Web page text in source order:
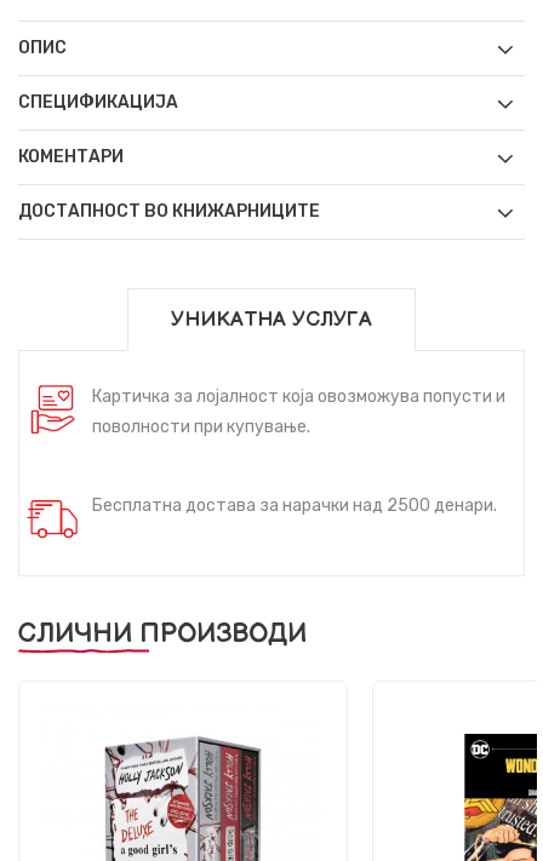
ОПИС
СПЕЦИФИКАЦИЈА
КОМЕНТАРИ
ДОСТАПНОСТ ВО КНИЖАРНИЦИТЕ
УНИКАТНА УСЛУГА
Картичка за лојалност која овозможува попусти и
поволности при купување.
Бесплатна достава за нарачки над 2500 денари.
СЛИЧНИ ПРОИЗВОДИ